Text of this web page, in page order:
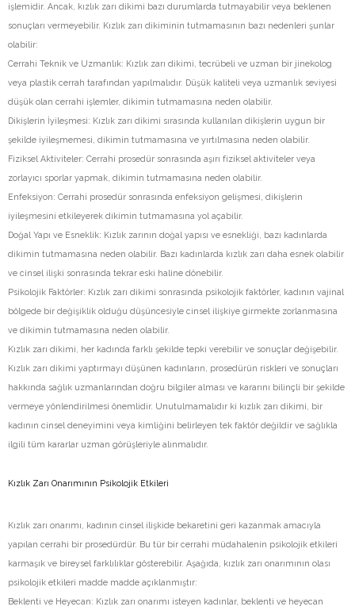
işlemidir. Ancak, kızlık zarı dikimi bazı durumlarda tutmayabilir veya beklenen
sonuçları vermeyebilir. Kızlık zarı dikiminin tutmamasının bazı nedenleri şunlar
olabilir:
Cerrahi Teknik ve Uzmanlık: Kızlık zarı dikimi, tecrübeli ve uzman bir jinekolog
veya plastik cerrah tarafından yapılmalıdır. Düşük kaliteli veya uzmanlık seviyesi
düşük olan cerrahi işlemler, dikimin tutmamasına neden olabilir.
Dikişlerin İyileşmesi: Kızlık zarı dikimi sırasında kullanılan dikişlerin uygun bir
şekilde iyileşmemesi, dikimin tutmamasına ve yırtılmasına neden olabilir.
Fiziksel Aktiviteler: Cerrahi prosedür sonrasında aşırı fiziksel aktiviteler veya
zorlayıcı sporlar yapmak, dikimin tutmamasına neden olabilir.
Enfeksiyon: Cerrahi prosedür sonrasında enfeksiyon gelişmesi, dikişlerin
iyileşmesini etkileyerek dikimin tutmamasına yol açabilir.
Doğal Yapı ve Esneklik: Kızlık zarının doğal yapısı ve esnekliği, bazı kadınlarda
dikimin tutmamasına neden olabilir. Bazı kadınlarda kızlık zarı daha esnek olabilir
ve cinsel ilişki sonrasında tekrar eski haline dönebilir.
Psikolojik Faktörler: Kızlık zarı dikimi sonrasında psikolojik faktörler, kadının vajinal
bölgede bir değişiklik olduğu düşüncesiyle cinsel ilişkiye girmekte zorlanmasına
ve dikimin tutmamasına neden olabilir.
Kızlık zarı dikimi, her kadında farklı şekilde tepki verebilir ve sonuçlar değişebilir.
Kızlık zarı dikimi yaptırmayı düşünen kadınların, prosedürün riskleri ve sonuçları
hakkında sağlık uzmanlarından doğru bilgiler alması ve kararını bilinçli bir şekilde
vermeye yönlendirilmesi önemlidir. Unutulmamalıdır ki kızlık zarı dikimi, bir
kadının cinsel deneyimini veya kimliğini belirleyen tek faktör değildir ve sağlıkla
ilgili tüm kararlar uzman görüşleriyle alınmalıdır.
Kızlık Zarı Onarımının Psikolojik Etkileri
Kızlık zarı onarımı, kadının cinsel ilişkide bekaretini geri kazanmak amacıyla
yapılan cerrahi bir prosedürdür. Bu tür bir cerrahi müdahalenin psikolojik etkileri
karmaşık ve bireysel farklılıklar gösterebilir. Aşağıda, kızlık zarı onarımının olası
psikolojik etkileri madde madde açıklanmıştır:
Beklenti ve Heyecan: Kızlık zarı onarımı isteyen kadınlar, beklenti ve heyecan